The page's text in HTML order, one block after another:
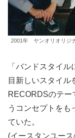
2001年 ヤンオリオリジ
「バンドスタイ
目新しいスタイル
RECORDSのテー
うコンセプトをも
ていた。
(イースタンユー